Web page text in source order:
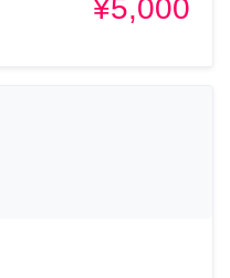
¥5,000